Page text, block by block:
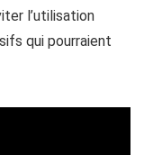
l’utilisation
qui pourraient